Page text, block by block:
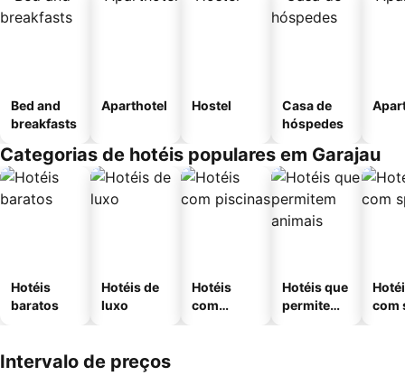
Bed and
breakfasts
Aparthotel Hostel
Casa de
hóspedes
Categorias de hotéis populares em Garajau
Hotéis
baratos
Hotéis de
luxo
Hotéis
com
Hotéis que
permitem
com
Intervalo de preços